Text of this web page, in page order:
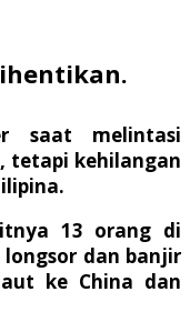
saat melintasi
tetapi kehilangan
13 orang di
dan banjir
ke China dan